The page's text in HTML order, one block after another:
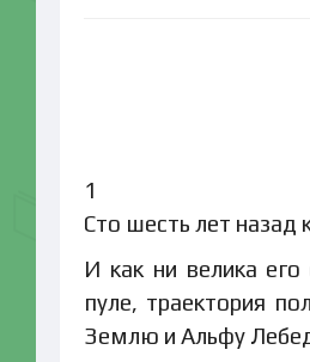
1
Сто шесть лет назад
И как ни велика его
пуле, траектория
Землю и Альфу